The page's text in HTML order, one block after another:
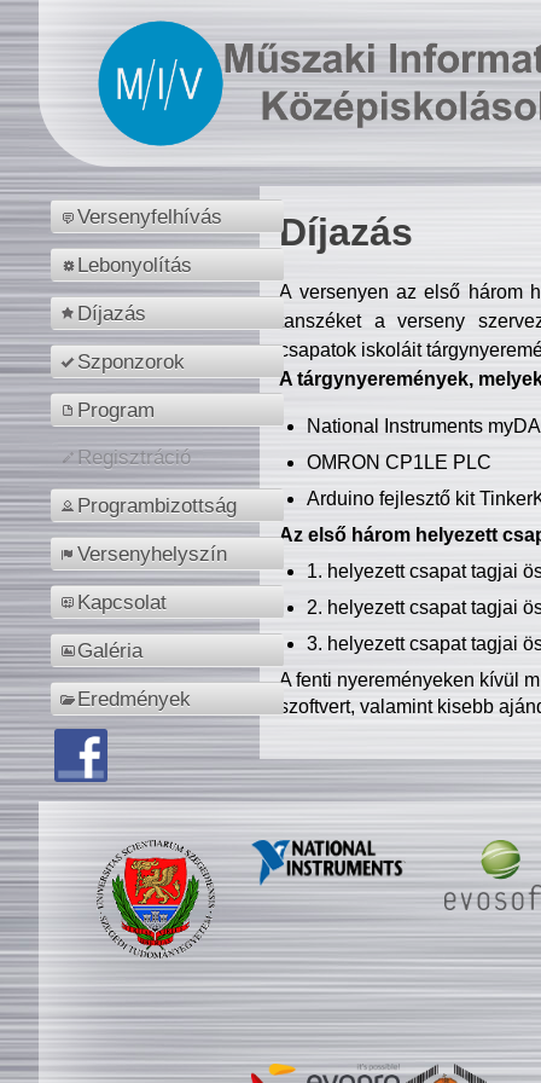
Versenyfelhívás
Lebonyolítás
Díjazás
Szponzorok
Program
Regisztráció
Programbizottság
Versenyhelyszín
Kapcsolat
Galéria
Eredmények
Díjazás
A versenyen az első három
tanszéket a verseny
csapatok iskoláit
A tárgynyeremények,
National Instruments
OMRON CP1LE PLC
Arduino fejlesztő kit
Az első három helyezett
1. helyezett csapat tagjai
2. helyezett csapat tagjai
3. helyezett csapat tagjai
A fenti nyereményeken kívül
szoftvert, valamint kisebb